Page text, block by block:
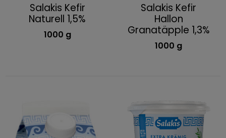
Salakis Kefir
Naturell 1,5%
1000 g
Salakis Kefir
Hallon
Granatäpple 1,3%
1000 g